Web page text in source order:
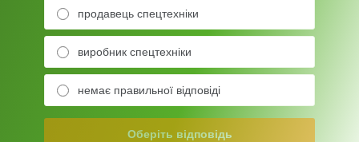
продавець спецтехніки
виробник спецтехніки
немає правильної відповіді
Оберіть відповідь